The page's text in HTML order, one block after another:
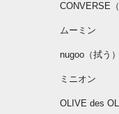
CONVERSE
ムーミン
nugoo（拭う）
ミニオン
OLIVE des